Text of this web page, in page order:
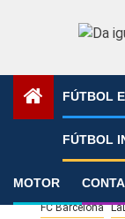
FÚTBOL
FÚTBOL
MOTOR
»
FC Barcelona